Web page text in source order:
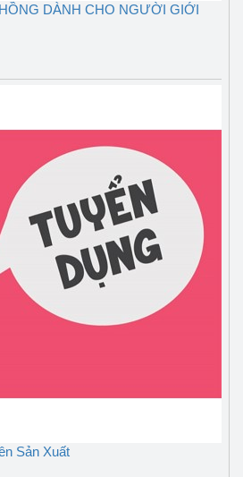
DÀNH CHO NGƯỜI GIỚI
Sản Xuất